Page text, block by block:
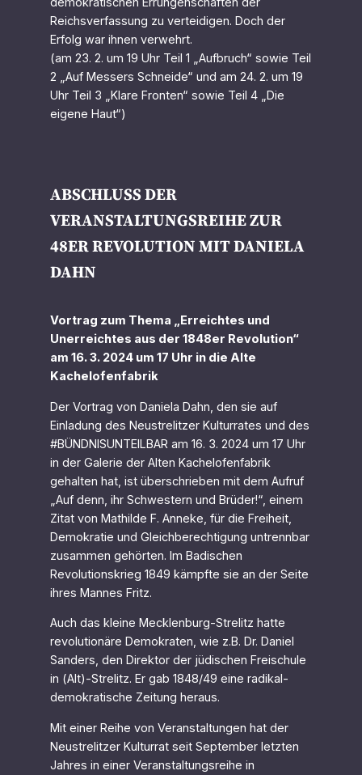
Reichsverfassung zu verteidigen. Doch der
Erfolg war ihnen verwehrt.
(am 23. 2. um 19 Uhr Teil 1 „Aufbruch“ sowie Teil
2 „Auf Messers Schneide“ und am 24. 2. um 19
Uhr Teil 3 „Klare Fronten“ sowie Teil 4 „Die
eigene Haut“)
ABSCHLUSS DER V
ERANSTALTUNGSREIHE ZUR 4
8ER REVOLUTION MIT DANIELA D
AHN
Vortrag zum Thema „Erreichtes und
Unerreichtes aus der 1848er Revolution“
am 16. 3. 2024 um 17 Uhr in die Alte
Kachelofenfabrik
Der Vortrag von Daniela Dahn, den sie auf
Einladung des Neustrelitzer Kulturrates und des
#BÜNDNISUNTEILBAR am 16. 3. 2024 um 17 Uhr
in der Galerie der Alten Kachelofenfabrik
gehalten hat, ist überschrieben mit dem Aufruf
„Auf denn, ihr Schwestern und Brüder!“, einem
Zitat von Mathilde F. Anneke, für die Freiheit,
Demokratie und Gleich­berechtigung untrennbar
zusammen gehörten. Im Badischen
Revolutionskrieg 1849 kämpfte sie an der Seite
ihres Mannes Fritz.
Auch das kleine Mecklenburg-Strelitz hatte
revolutionäre Demokraten, wie z.B. Dr. Daniel
Sanders, den Direktor der jüdischen Freischule
in (Alt)-Strelitz. Er gab 1848/49 eine radikal-
demokratische Zeitung heraus.
Mit einer Reihe von Veranstaltungen hat der
Neustrelitzer Kulturrat seit September letzten
Jahres in einer Veranstaltungsreihe in